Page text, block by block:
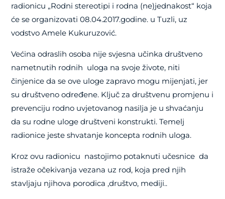
radionicu „Rodni stereotipi i rodna (ne)jednakost“ koja
će se organizovati 08.04.2017.godine. u Tuzli, uz
vodstvo Amele Kukuruzović.
Većina odraslih osoba nije svjesna učinka društveno
nametnutih rodnih uloga na svoje živote, niti
činjenice da se ove uloge zapravo mogu mijenjati, jer
su društveno određene. Ključ za društvenu promjenu i
prevenciju rodno uvjetovanog nasilja je u shvaćanju
da su rodne uloge društveni konstrukti. Temelj
radionice jeste shvatanje koncepta rodnih uloga.
Kroz ovu radionicu nastojimo potaknuti učesnice da
istraže očekivanja vezana uz rod, koja pred njih
stavljaju njihova porodica ,društvo, mediji..